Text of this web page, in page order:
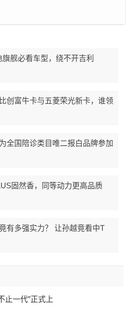
旗舰必看车型，绕不开吉利
创富牛卡与五菱荣光新卡，谁领
全国陪诊类目唯二报白品牌参加
固然香，同等动力更高品质
有多强实力？ 让孙越竟看中T
止一代”正式上